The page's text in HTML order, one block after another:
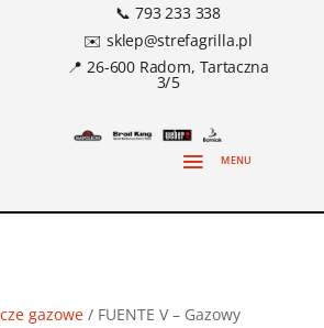
📞 793 233 338
✉️ sklep@strefagrilla.pl
📍 26-600 Radom, Tartaczna
3/5
gazowe/ FUENTE V – Gazowy